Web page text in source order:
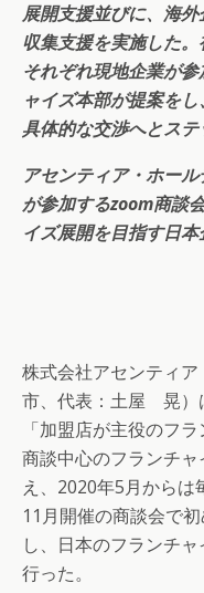
展開支援並びに、海
収集支援を実施した
それぞれ現地企業が
ャイズ本部が提案を
具体的な交渉へとステ
アセンティア・ホー
が参加するzoom商談
イズ展開を目指す日本
株式会社アセンティ
市、代表：土屋 晃）
「加盟店が主役のフ
商談中心のフランチ
え、2020年5月から
11月開催の商談会で
し、日本のフランチ
行った。